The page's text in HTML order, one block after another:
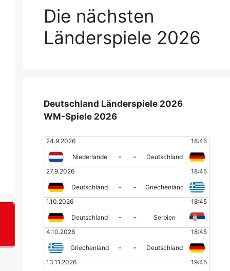
Die nächsten
Länderspiele 2026
Deutschland Länderspiele 2026
WM-Spiele 2026
24.9.2026 18:45
Niederlande - -
Deutschland
27.9.2026
18:45
Deutschland - -
Griechenland
1.10.2026
18:45
Deutschland - -
Serbien
4.10.2026
18:45
Griechenland - -
Deutschland
13.11.2026
19:45